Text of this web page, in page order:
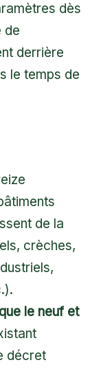
dès
de
derrière
le temps de
de la
crèches,
le neuf et
décret